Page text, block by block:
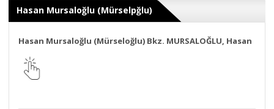
Hasan Mursaloğlu (Mürselpğlu)
Hasan Mursaloğlu (Mürseloğlu) Bkz. MURSALOĞLU, Hasan